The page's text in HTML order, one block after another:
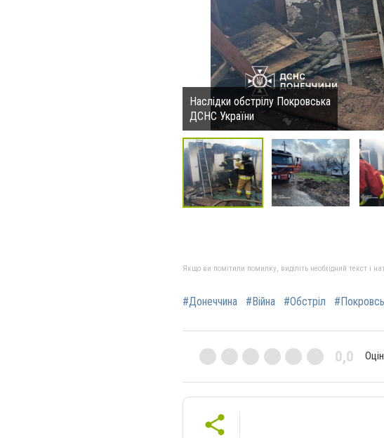
Наслідки обстрілу Покровська
ДСНС України
Якщо ви помітили помилку, виділіть необхідний текст і
#Донеччина #Війна #Обстріл
0,0